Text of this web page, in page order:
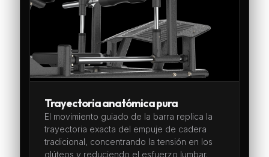
Trayectoria anatómica pura
El movimiento guiado de la barra replica la
trayectoria exacta del empuje de cadera
tradicional, concentrando la tensión en los
glúteos y reduciendo el esfuerzo lumbar.